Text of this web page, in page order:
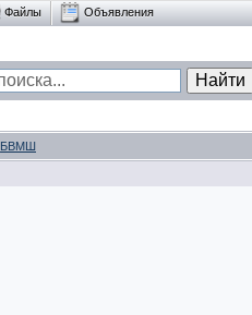
Файлы Объявления
БВМШ